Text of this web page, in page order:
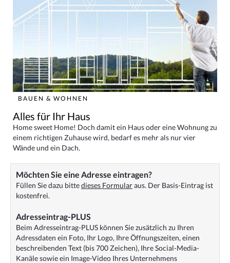
BAUEN & WOHNEN
Alles für Ihr Haus
Home sweet Home! Doch damit ein Haus oder eine Wohnung zu
einem richtigen Zuhause wird, bedarf es mehr als nur vier
Wände und ein Dach.
Möchten Sie eine Adresse eintragen?
Füllen Sie dazu bittedieses Formularaus. Der Basis-Eintrag ist
kostenfrei.
Adresseintrag-PLUS
Beim Adresseintrag-PLUS können Sie zusätzlich zu Ihren
Adressdaten ein Foto, Ihr Logo, Ihre Öffnungszeiten, einen
beschreibenden Text (bis 700 Zeichen), Ihre Social-Media-
Kanäle sowie ein Image-Video Ihres Unternehmens